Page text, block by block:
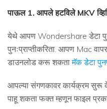
पाऊल 1. आपले हटविले MKV
येथे आपण Wondershare डेटा
पुनःप्राप्तीकरिता. आपण Mac
डाउनलोड करू शकतामॅक डेटा
आपल्या संगणकावर कार्यक्रम सुरू
पाहू शकता फक्त म्हणून फाइल